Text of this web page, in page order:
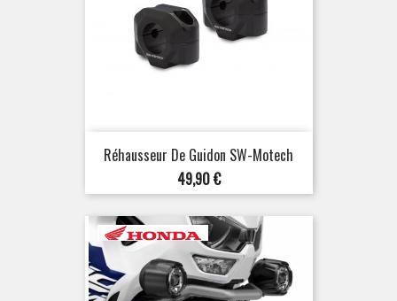
Réhausseur De Guidon SW-Motech
Prix
49,90 €